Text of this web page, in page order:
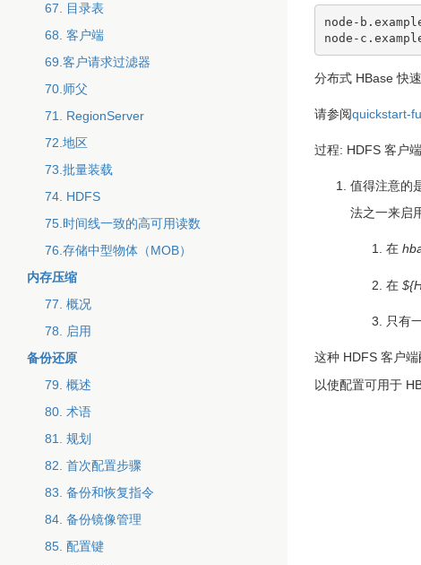
67. 目录表
68. 客户端
69.客户请求过滤器
70.师父
71. RegionServer
72.地区
73.批量装载
74. HDFS
75.时间线一致的高可用读数
76.存储中型物体（MOB）
内存压缩
77. 概况
78. 启用
备份还原
79. 概述
80. 术语
81. 规划
82. 首次配置步骤
83. 备份和恢复指令
84. 备份镜像管理
85. 配置键
node-
分布式 HBase 快
请参阅quickstart-
过程: HDFS 客户
值得注意的
法之一来启
在
在
只有
这种 HDFS 客户
以使配置可用于